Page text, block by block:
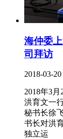
海仲委
司拜访
2018-03-20
2018年3
洪育文一
秘书长徐
书长对洪
独立运